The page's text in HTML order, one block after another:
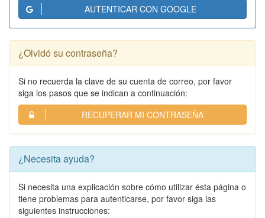
AUTENTICAR CON GOOGLE
¿Olvidó su contraseña?
Si no recuerda la clave de su cuenta de correo, por favor
siga los pasos que se indican a continuación:
RECUPERAR MI CONTRASEÑA
¿Necesita ayuda?
Si necesita una explicación sobre cómo utilizar ésta página o
tiene problemas para autenticarse, por favor siga las
siguientes instrucciones: